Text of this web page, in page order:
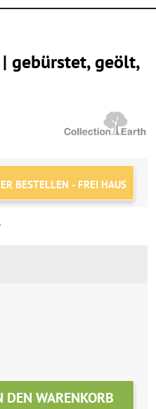
gebürstet, geölt,
BESTELLEN - FREI HAUS
DEN WARENKORB